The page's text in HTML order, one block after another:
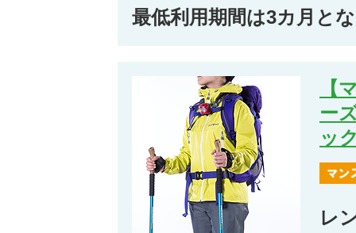
最低利用期間は3カ月と
【
ー
ッ
レ